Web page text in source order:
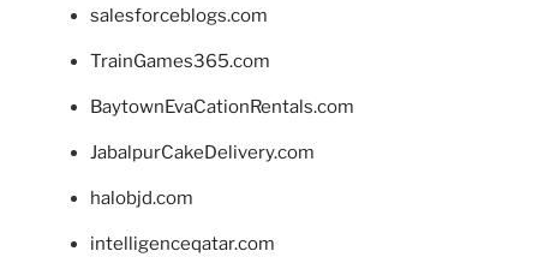
salesforceblogs.com
TrainGames365.com
BaytownEvaCationRentals.com
JabalpurCakeDelivery.com
halobjd.com
intelligenceqatar.com